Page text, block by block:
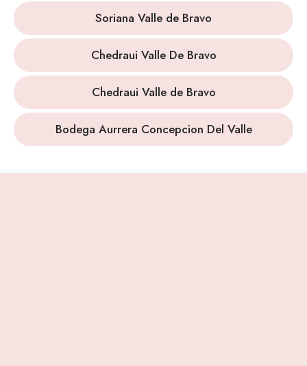
Soriana Valle de Bravo
Chedraui Valle De Bravo
Chedraui Valle de Bravo
Bodega Aurrera Concepcion Del Valle